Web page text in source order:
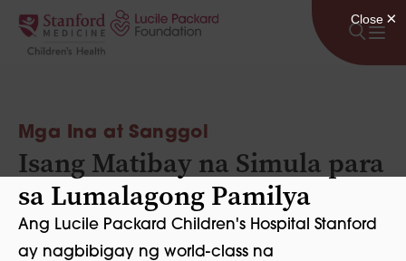
Lumaktaw sa nilalaman
Mga Ina at Sanggol
Isang Matibay na Simula para
sa Lumalagong Pamilya
Ang Lucile Packard Children's Hospital Stanford
ay nagbibigay ng world-class na